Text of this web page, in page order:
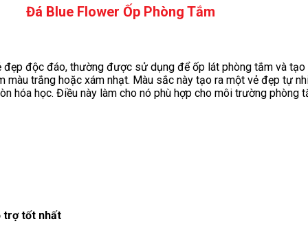
Đá Blue Flower Ốp Phòng Tắm
độc đáo, thường được sử dụng để ốp lát phòng tắm và
trắng hoặc xám nhạt. Màu sắc này tạo ra một vẻ đẹp tự
hóa học. Điều này làm cho nó phù hợp cho môi trường phòng
trợ tốt nhất